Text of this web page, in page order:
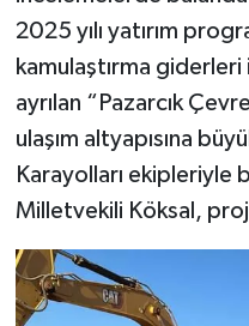
2025 yılı yatırım
kamulaştırma
ayrılan “Pazarcık
ulaşım altyapısına
Karayolları ekipleriyle
Milletvekili Köksal,